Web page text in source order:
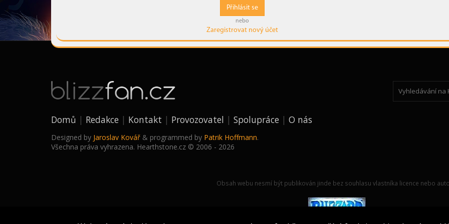
Přihlásit se
nebo
Zaregistrovat nový účet
Domů Redakce Kontakt Provozovatel Spolupráce O nás
Designed by Jaroslav Kovář & programmed by Patrik Hoffmann.
Všechna práva vyhrazena. Hearthstone.cz © 2006 - 2026
Obsah webu nesmí být publikován jinde bez souhlasu vlastníka licence nebo